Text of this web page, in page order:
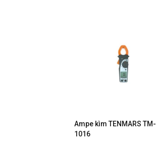
Ampe kìm TENMARS TM-
1016